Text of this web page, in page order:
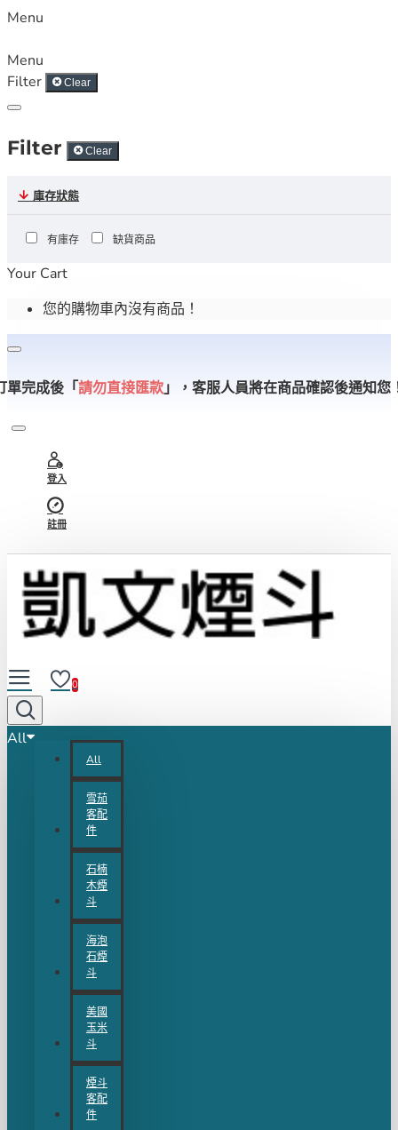
Menu
Menu
Filter
Clear
Filter Clear
庫存狀態
有庫存 缺貨商品
Your Cart
您的購物車內沒有商品！
單完成後「請勿直接匯款 」， 客服人員將在商品確認後通知您
登入
註冊
0
All
All
雪茄
客配
件
石楠
木煙
斗
海泡
石煙
斗
美國
玉米
斗
煙斗
客配
件